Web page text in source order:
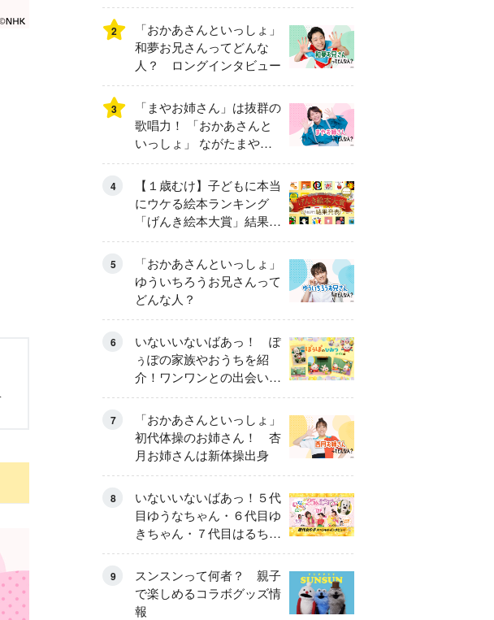
2
「おかあさんといっしょ」
和夢お兄さんってどんな
人？ ロングインタビュー
3
「まやお姉さん」は抜群の
歌唱力！ 「おかあさんと
いっしょ」 ながたまやさ
んってどんな人？
4
【１歳むけ】子どもに本当
にウケる絵本ランキング
「げんき絵本大賞」結果発
表
5
「おかあさんといっしょ」
ゆういちろうお兄さんって
どんな人？
6
いないいないばあっ！ ぽ
ぅぽの家族やおうちを紹
介！ワンワンとの出会いの
瞬間も
7
「おかあさんといっしょ」
初代体操のお姉さん！ 杏
月お姉さんは新体操出身
8
いないいないばあっ！５代
目ゆうなちゃん・６代目ゆ
きちゃん・７代目はるちゃ
ん スペシャルインタビュ
ー
9
スンスンって何者？ 親子
で楽しめるコラボグッズ情
報